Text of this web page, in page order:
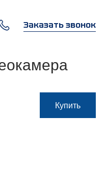
Заказать звонок
Купить